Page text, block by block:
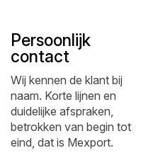
Persoonlijk
contact
Wij kennen de klant bij
naam. Korte lijnen en
duidelijke afspraken,
betrokken van begin tot
eind, dat is Mexport.